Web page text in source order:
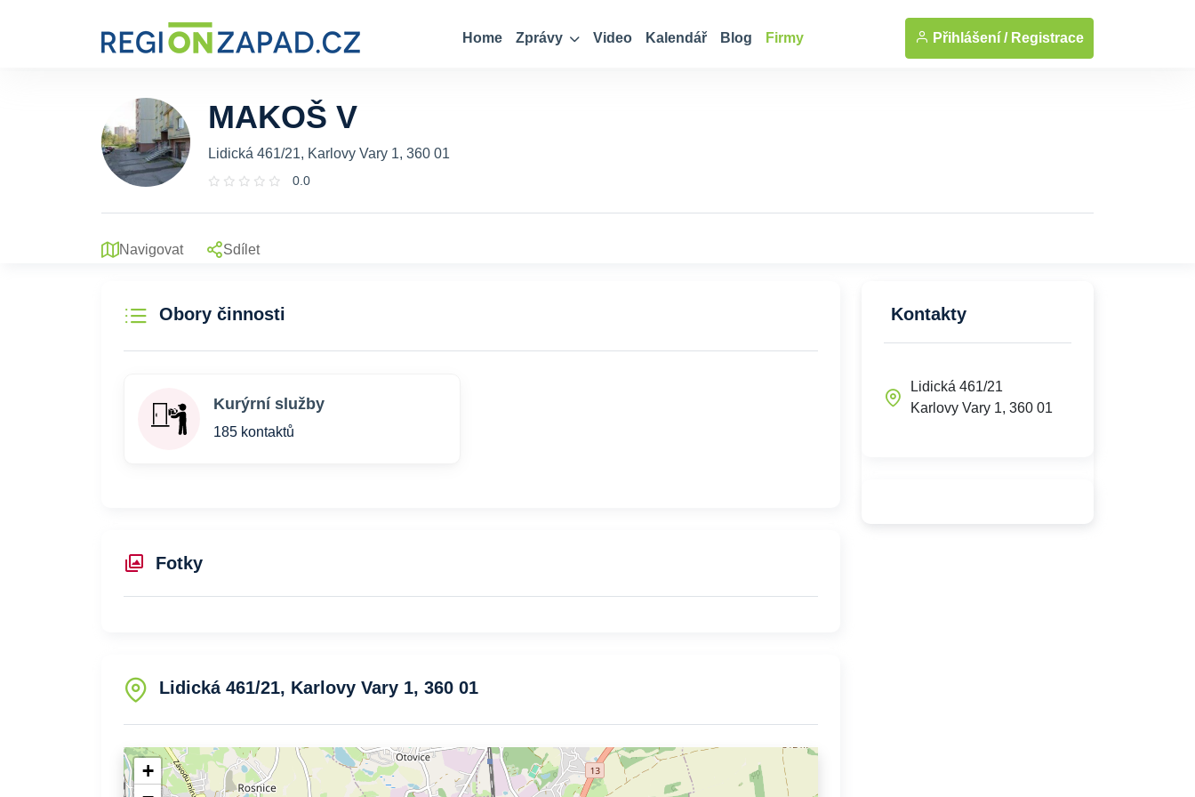
Home Zprávy Video Kalendář Blog Firmy Přihlášení / Registrace
... Zobrazit fotografie
MAKOŠ V
Lidická 461/21, Karlovy Vary 1, 360 01
0.0
Navigovat Sdílet
Obory činnosti
Kurýrní služby
185 kontaktů
Fotky
Lidická 461/21, Karlovy Vary 1, 360 01
+
Kontakty
Lidická 461/21
Karlovy Vary 1, 360 01